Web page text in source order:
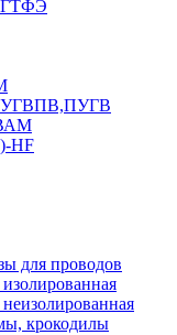
HF
для проводов
крокодилы